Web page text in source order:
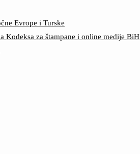
Evrope i Turske
Kodeksa za štampane i online medije BiH